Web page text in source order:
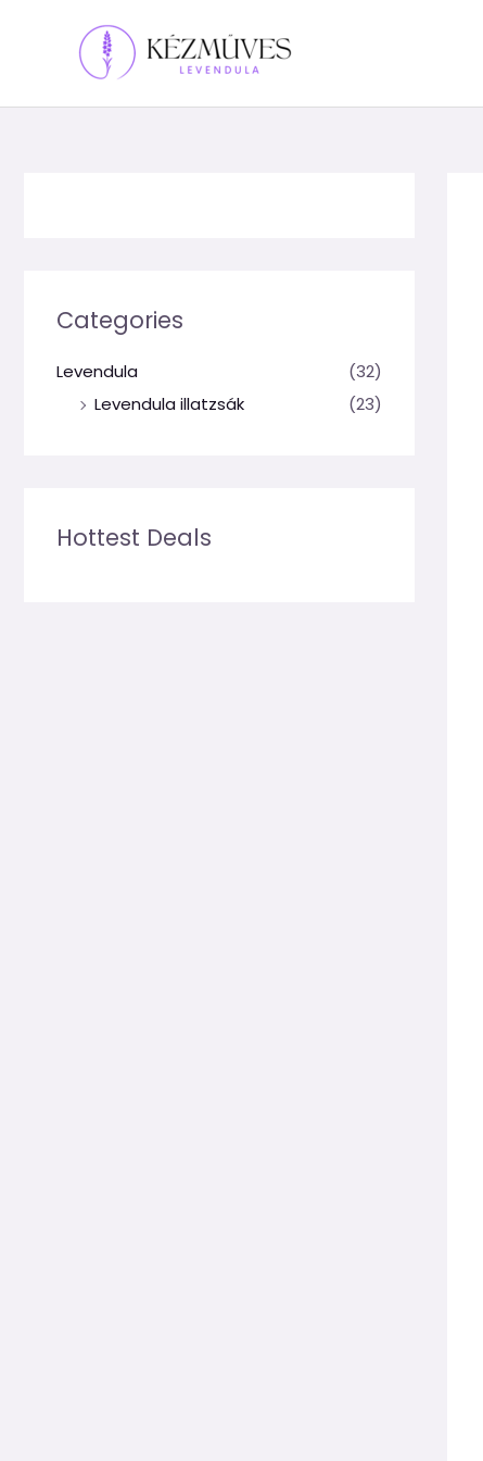
Categories
Levendula
(32)
Levendula illatzsák
(23)
Hottest Deals